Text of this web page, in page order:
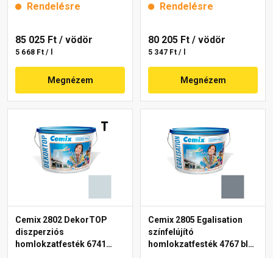
Rendelésre
85 025 Ft / vödör
5 668 Ft / l
Megnézem
Rendelésre
80 205 Ft / vödör
5 347 Ft / l
Megnézem
Cemix 2802 DekorTOP
diszperziós
homlokzatfesték 6741
Cemix 2805 Egalisation
színfelújító
homlokzatfesték 4767 blue